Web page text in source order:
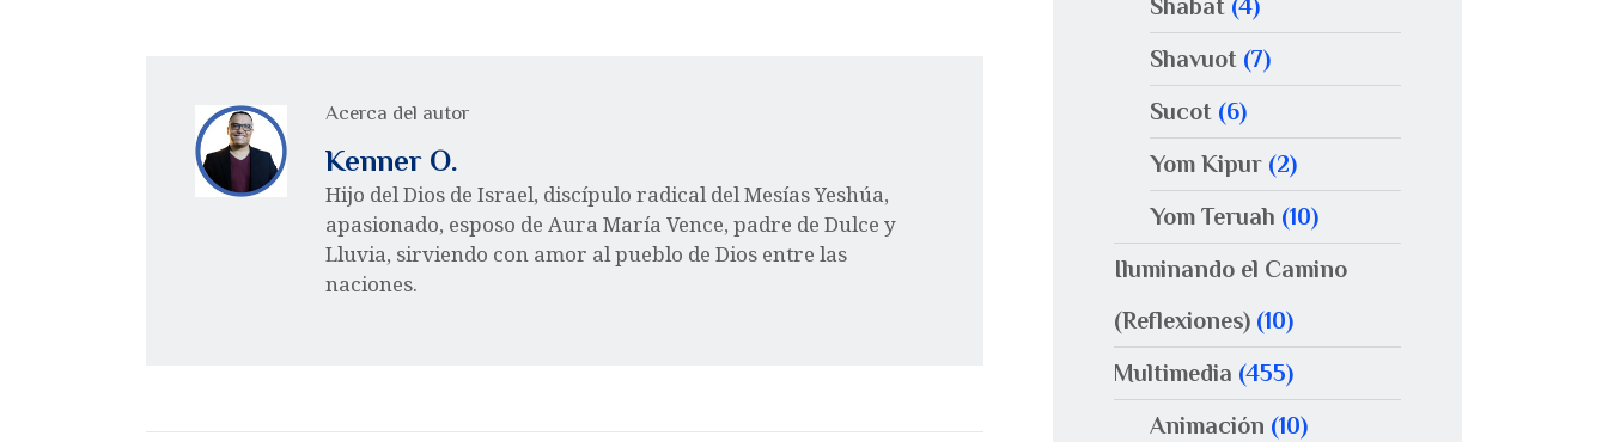
Acerca del autor
Kenner O.
Hijo del Dios de Israel, discípulo radical del Mesías Yeshúa,
apasionado, esposo de Aura María Vence, padre de Dulce y
Lluvia, sirviendo con amor al pueblo de Dios entre las
naciones.
Shabat (4)
Shavuot (7)
Sucot (6)
Yom Kipur (2)
Yom Teruah (10)
Iluminando el Camino
(Reflexiones) (10)
Multimedia (455)
Animación (10)